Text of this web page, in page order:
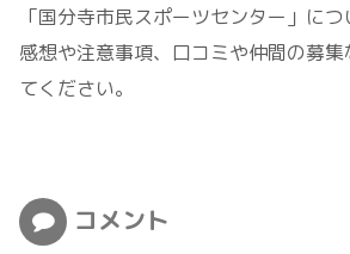
「国分寺市民スポーツセンター」に
感想や注意事項、口コミや仲間の募
てください。
コメント